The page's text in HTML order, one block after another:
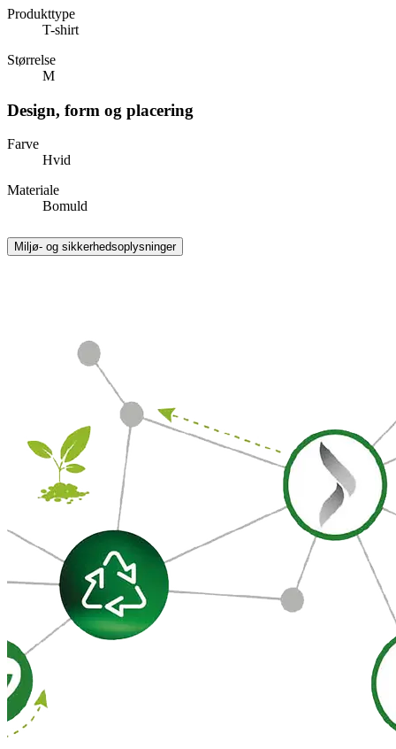
Produkttype
T-shirt
Størrelse
M
Design, form og placering
Farve
Hvid
Materiale
Bomuld
Miljø- og sikkerhedsoplysninger